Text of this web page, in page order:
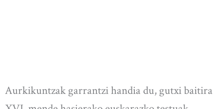
Aurkikuntzak garrantzi handia du, gutxi baitira